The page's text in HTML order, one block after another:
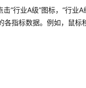
“行业A级”图标，“行业A
指标数据。例如，鼠标